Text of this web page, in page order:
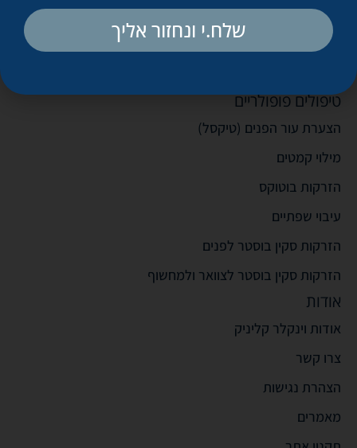
מתיחת בטן
שאיבת שומן מונחית לייזר
טיפולים פופולריים
הצערת עור הפנים (טיקסל)
מילוי קמטים
הזרקות בוטוקס
עיבוי שפתיים
הזרקות סקין בוסטר לפנים
הזרקות סקין בוסטר לצוואר ולמחשוף
אודות
אודות וינקלר קליניק
צרו קשר
הצהרת נגישות
מאמרים
שלח.י ונחזור אליך